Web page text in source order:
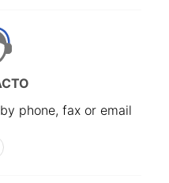
phone, fax or email